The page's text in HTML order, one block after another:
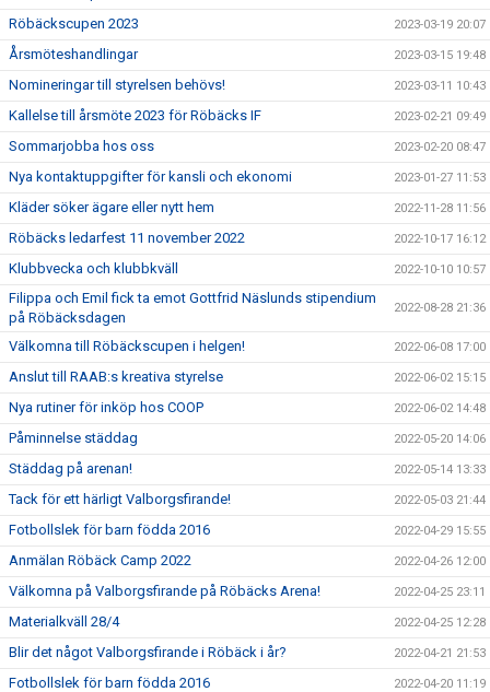
Röbäckscupen 2023 2023-03-19 20:07
Årsmöteshandlingar 2023-03-15 19:48
Nomineringar till styrelsen behövs! 2023-03-11 10:43
Kallelse till årsmöte 2023 för Röbäcks IF 2023-02-21 09:49
Sommarjobba hos oss 2023-02-20 08:47
Nya kontaktuppgifter för kansli och ekonomi 2023-01-27 11:53
Kläder söker ägare eller nytt hem 2022-11-28 11:56
Röbäcks ledarfest 11 november 2022 2022-10-17 16:12
Klubbvecka och klubbkväll 2022-10-10 10:57
Filippa och Emil fick ta emot Gottfrid Näslunds stipendium
på Röbäcksdagen
2022-08-28 21:36
Välkomna till Röbäckscupen i helgen! 2022-06-08 17:00
Anslut till RAAB:s kreativa styrelse 2022-06-02 15:15
Nya rutiner för inköp hos COOP 2022-06-02 14:48
Påminnelse städdag 2022-05-20 14:06
Städdag på arenan! 2022-05-14 13:33
Tack för ett härligt Valborgsfirande! 2022-05-03 21:44
Fotbollslek för barn födda 2016 2022-04-29 15:55
Anmälan Röbäck Camp 2022 2022-04-26 12:00
Välkomna på Valborgsfirande på Röbäcks Arena! 2022-04-25 23:11
Materialkväll 28/4 2022-04-25 12:28
Blir det något Valborgsfirande i Röbäck i år? 2022-04-21 21:53
Fotbollslek för barn födda 2016 2022-04-20 11:19